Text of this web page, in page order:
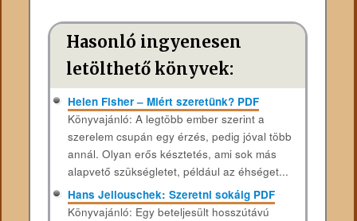
Hasonló ingyenesen
letölthető könyvek:
Helen Fisher – Miért szeretünk? PDF
Könyvajánló: A legtöbb ember szerint a
szerelem csupán egy érzés, pedig jóval több
annál. Olyan erős késztetés, ami sok más
alapvető szükségletet, például az éhséget...
Hans Jellouschek: Szeretni sokáig PDF
Könyvajánló: Egy beteljesült hosszútávú